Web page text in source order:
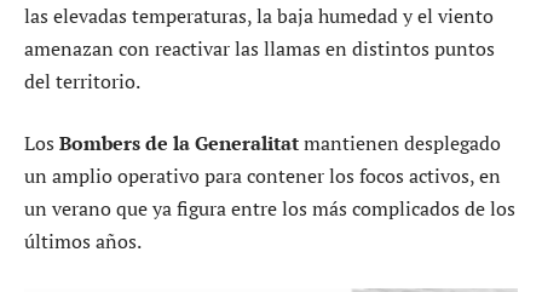
las elevadas temperaturas, la baja humedad y el viento
amenazan con reactivar las llamas en distintos puntos
del territorio.
Los Bombers de la Generalitatmantienen desplegado
un amplio operativo para contener los focos activos, en
un verano que ya figura entre los más complicados de los
últimos años.